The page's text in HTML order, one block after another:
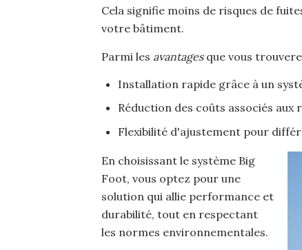
Cela signifie moins de risques de
votre bâtiment.
Parmi les avantagesque vous
Installation rapide grâce à un
Réduction des coûts associés
Flexibilité d'ajustement pour
En choisissant le système Big
Foot, vous optez pour une
solution qui allie performance et
durabilité, tout en respectant
les normes environnementales.